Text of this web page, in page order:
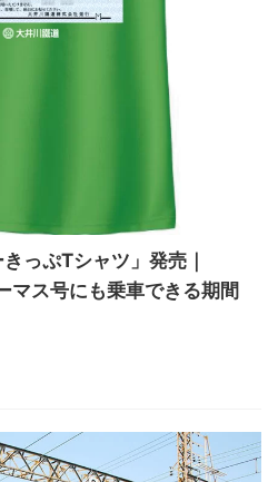
っぷTシャツ」発売｜
マス号にも乗車できる期間